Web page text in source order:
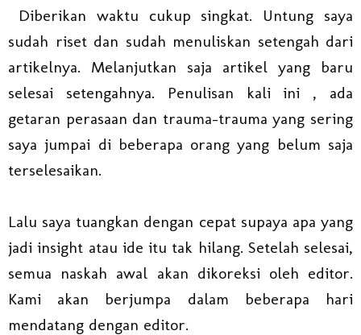
Diberikan waktu cukup singkat. Untung saya
sudah riset dan sudah menuliskan setengah dari
artikelnya. Melanjutkan saja artikel yang baru
selesai setengahnya. Penulisan kali ini , ada
getaran perasaan dan trauma-trauma yang sering
saya jumpai di beberapa orang yang belum saja
terselesaikan.
Lalu saya tuangkan dengan cepat supaya apa yang
jadi insight atau ide itu tak hilang. Setelah selesai,
semua naskah awal akan dikoreksi oleh editor.
Kami akan berjumpa dalam beberapa hari
mendatang dengan editor.